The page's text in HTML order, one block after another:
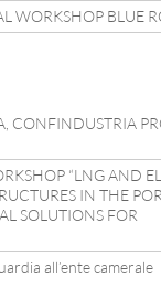
WORKSHOP BLUE
CONFINDUSTRIA
“LNG AND
IN THE
SOLUTIONS FOR
all’ente camerale